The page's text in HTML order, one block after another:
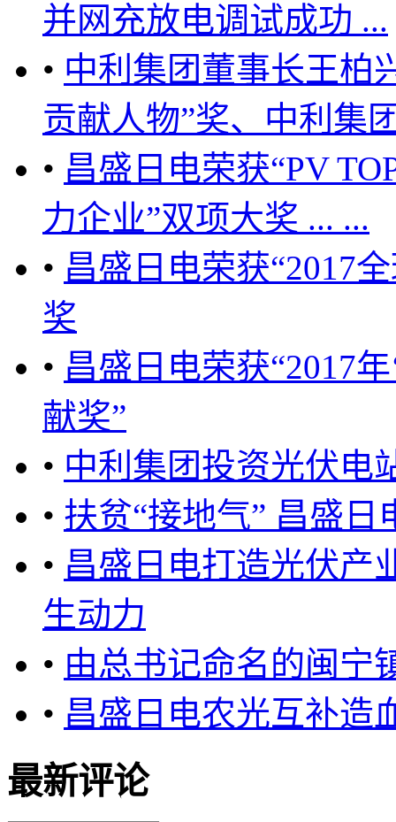
并网充放电调试成功 ...
• 中利集团董事长王柏
贡献人物”奖、中利集
• 昌盛日电荣获“PV
力企业”双项大奖 ... ...
• 昌盛日电荣获“2017
奖
• 昌盛日电荣获“2017
献奖”
• 中利集团投资光伏电
• 扶贫“接地气” 昌盛日
• 昌盛日电打造光伏产
生动力
• 由总书记命名的闽宁
• 昌盛日电农光互补造
最新评论